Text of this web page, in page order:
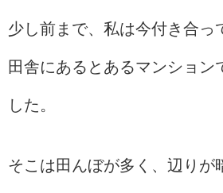
少し前まで、私は今付き合っ
田舎にあるとあるマンション
した。
そこは田んぼが多く、辺りが